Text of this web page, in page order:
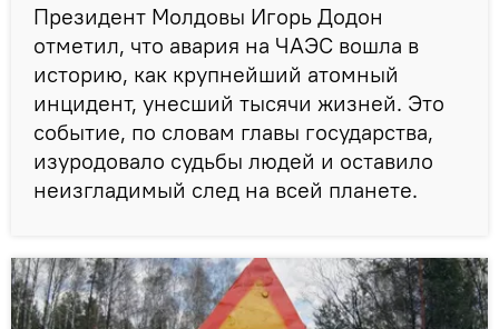
Президент Молдовы Игорь Додон
отметил, что авария на ЧАЭС вошла в
историю, как крупнейший атомный
инцидент, унесший тысячи жизней. Это
событие, по словам главы государства,
изуродовало судьбы людей и оставило
неизгладимый след на всей планете.